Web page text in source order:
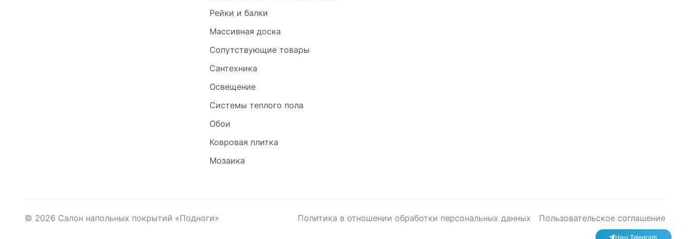
Наш Telegram
Рейки и балки
Массивная доска
Сопутствующие товары
Сантехника
Освещение
Системы теплого пола
Обои
Ковровая плитка
Мозаика
© 2026 Салон напольных покрытий «Подноги» Политика в отношении обработки персональных данных Пользовательское соглашение